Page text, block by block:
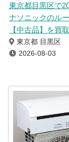
東京都目黒区で
ナソニックのル
【中古品】を買
東京都 目黒区
2026-08-03